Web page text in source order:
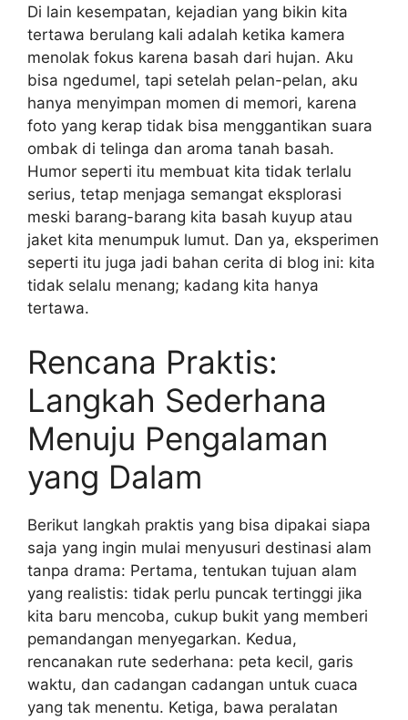
Di lain kesempatan, kejadian yang bikin kita
tertawa berulang kali adalah ketika kamera
menolak fokus karena basah dari hujan. Aku
bisa ngedumel, tapi setelah pelan-pelan, aku
hanya menyimpan momen di memori, karena
foto yang kerap tidak bisa menggantikan suara
ombak di telinga dan aroma tanah basah.
Humor seperti itu membuat kita tidak terlalu
serius, tetap menjaga semangat eksplorasi
meski barang-barang kita basah kuyup atau
jaket kita menumpuk lumut. Dan ya, eksperimen
seperti itu juga jadi bahan cerita di blog ini: kita
tidak selalu menang; kadang kita hanya
tertawa.
Rencana Praktis:
Langkah Sederhana
Menuju Pengalaman
yang Dalam
Berikut langkah praktis yang bisa dipakai siapa
saja yang ingin mulai menyusuri destinasi alam
tanpa drama: Pertama, tentukan tujuan alam
yang realistis: tidak perlu puncak tertinggi jika
kita baru mencoba, cukup bukit yang memberi
pemandangan menyegarkan. Kedua,
rencanakan rute sederhana: peta kecil, garis
waktu, dan cadangan cadangan untuk cuaca
yang tak menentu. Ketiga, bawa peralatan